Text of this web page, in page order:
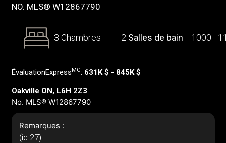
NO. MLS® W12867790
3 Chambres 2 Salles de bain 1000 -
ÉvaluationExpress MC: 631K $ - 845K $
Oakville ON, L6H 2Z3
No. MLS® W12867790
Remarques :
(id:27)